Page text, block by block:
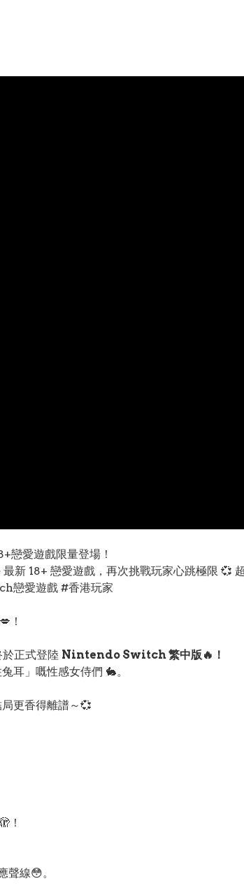
戀愛遊戲限量登場！
18+ 戀愛遊戲，再次挑戰玩家心跳極限 💞
戀愛遊戲 #香港玩家
！
於正式登陸 Nintendo Switch 繁中版🔥！
耳」嘅性感女侍們 🐇。
更香得離譜～💞
！
線😳。